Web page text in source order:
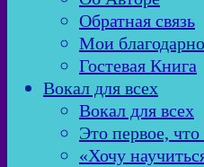
Обратная связь
Мои
Гостевая Книга
Вокал для всех
Вокал для всех
Это первое,
«Хочу